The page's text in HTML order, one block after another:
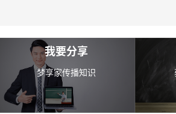
我要分享
梦享家传播知识